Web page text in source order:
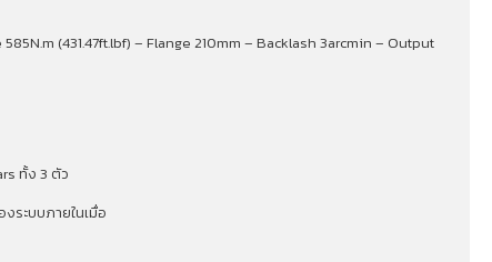
(431.47ft.lbf) – Flange 210mm – Backlash 3arcmin – Output
ทั้ง 3 ตัว
ระบบภายในเมื่อ